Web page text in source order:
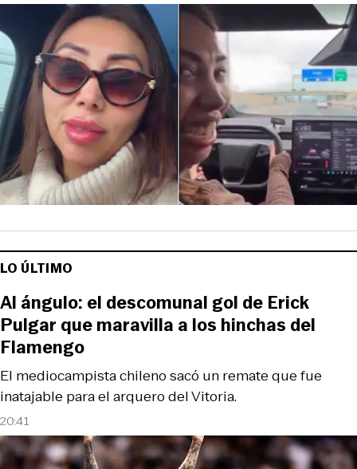
LO ÚLTIMO
20:41
El mediocampista chileno sacó un remate que fue
inatajable para el arquero del Vitoria.
Al ángulo: el descomunal gol de Erick
Pulgar que maravilla a los hinchas del
Flamengo